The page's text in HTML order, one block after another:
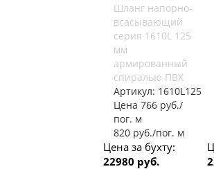
Шланг напорно-
всасывающий
серия 1610L 125
мм
армированный
спиралью ПВХ
Артикул: 1610L125
Цена 766 руб./
пог. м
820 руб./пог. м
Цена за бухту:
22980 руб.